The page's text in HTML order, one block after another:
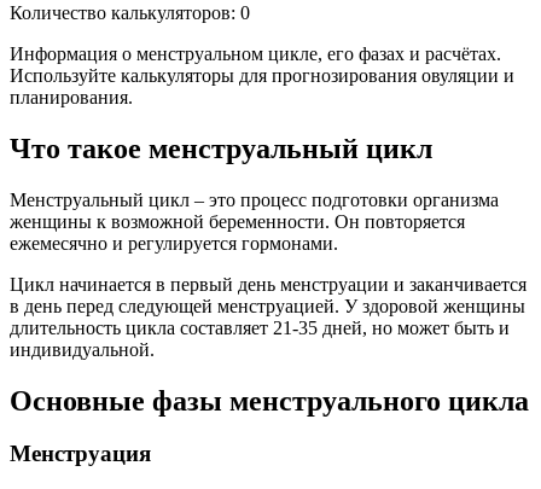
Количество калькуляторов: 0
Информация о менструальном цикле, его фазах и расчётах.
Используйте калькуляторы для прогнозирования овуляции и
планирования.
Что такое менструальный цикл
Менструальный цикл – это процесс подготовки организма
женщины к возможной беременности. Он повторяется
ежемесячно и регулируется гормонами.
Цикл начинается в первый день менструации и заканчивается
в день перед следующей менструацией. У здоровой женщины
длительность цикла составляет 21-35 дней, но может быть и
индивидуальной.
Основные фазы менструального цикла
Менструация